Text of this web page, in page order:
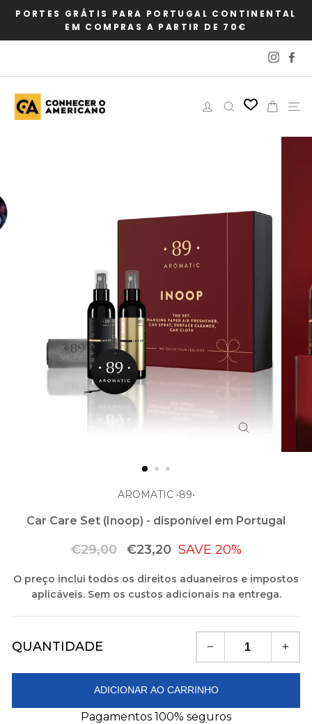
Pular
o
PORTES GRÁTIS PARA PORTUGAL CONTINENTAL
EM COMPRAS A PARTIR DE 70€
Iniciar sessão
Pesquisar
AROMATIC •89•
Car Care Set (Inoop) - disponível em Portugal
Preço
€29,00
Preço
saldo
€23,20 SAVE 20%
O preço inclui todos os direitos aduaneiros e impostos
aplicáveis. Sem os custos adicionais na entrega.
QUANTIDADE
ADICIONAR AO CARRINHO
Pagamentos 100% seguros